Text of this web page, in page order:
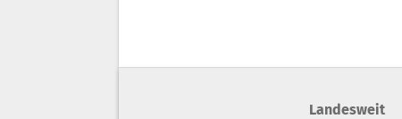
Landesweit